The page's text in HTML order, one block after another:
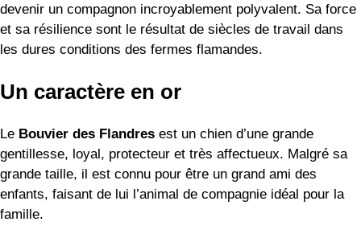
devenir un compagnon incroyablement polyvalent. Sa force
et sa résilience sont le résultat de siècles de travail dans
les dures conditions des fermes flamandes.
Un caractère en or
Le Bouvier des Flandres est un chien d’une grande
gentillesse, loyal, protecteur et très affectueux. Malgré sa
grande taille, il est connu pour être un grand ami des
enfants, faisant de lui l’animal de compagnie idéal pour la
famille.